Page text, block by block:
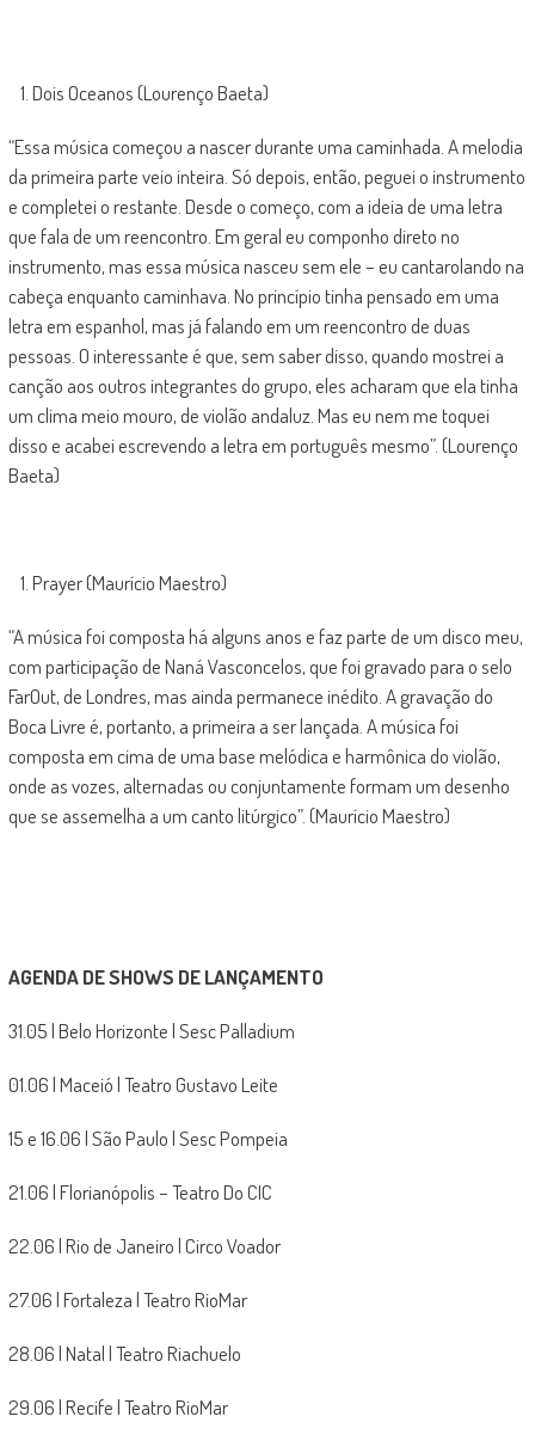
Dois Oceanos (Lourenço Baeta)
“Essa música começou a nascer durante uma caminhada. A melodia
da primeira parte veio inteira. Só depois, então, peguei o instrumento
e completei o restante. Desde o começo, com a ideia de uma letra
que fala de um reencontro. Em geral eu componho direto no
instrumento, mas essa música nasceu sem ele – eu cantarolando na
cabeça enquanto caminhava. No princípio tinha pensado em uma
letra em espanhol, mas já falando em um reencontro de duas
pessoas. O interessante é que, sem saber disso, quando mostrei a
canção aos outros integrantes do grupo, eles acharam que ela tinha
um clima meio mouro, de violão andaluz. Mas eu nem me toquei
disso e acabei escrevendo a letra em português mesmo”. (Lourenço
Baeta)
Prayer (Maurício Maestro)
“A música foi composta há alguns anos e faz parte de um disco meu,
com participação de Naná Vasconcelos, que foi gravado para o selo
FarOut, de Londres, mas ainda permanece inédito. A gravação do
Boca Livre é, portanto, a primeira a ser lançada. A música foi
composta em cima de uma base melódica e harmônica do violão,
onde as vozes, alternadas ou conjuntamente formam um desenho
que se assemelha a um canto litúrgico”. (Maurício Maestro)
AGENDA DE SHOWS DE LANÇAMENTO
31.05 | Belo Horizonte | Sesc Palladium
01.06 | Maceió | Teatro Gustavo Leite
15 e 16.06 | São Paulo | Sesc Pompeia
21.06 | Florianópolis – Teatro Do CIC
22.06 | Rio de Janeiro | Circo Voador
27.06 | Fortaleza | Teatro RioMar
28.06 | Natal | Teatro Riachuelo
29.06 | Recife | Teatro RioMar